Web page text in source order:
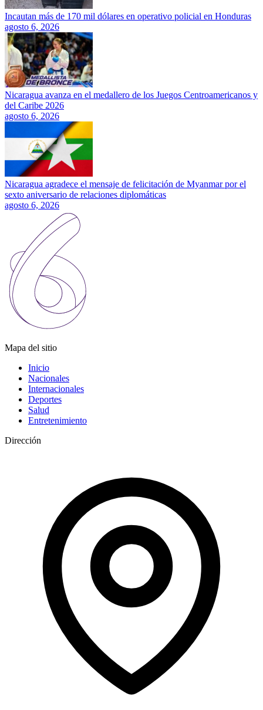
Incautan más de 170 mil dólares en operativo policial en Honduras
agosto 6, 2026
Nicaragua avanza en el medallero de los Juegos Centroamericanos y
del Caribe 2026
agosto 6, 2026
Nicaragua agradece el mensaje de felicitación de Myanmar por el
sexto aniversario de relaciones diplomáticas
agosto 6, 2026
Mapa del sitio
Inicio
Nacionales
Internacionales
Deportes
Salud
Entretenimiento
Dirección